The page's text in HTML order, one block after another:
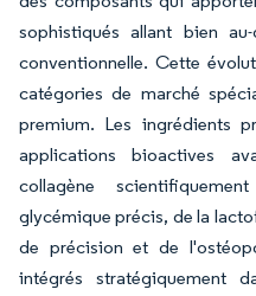
sophistiqués allant bien
conventionnelle. Cette
catégories de marché
premium. Les ingrédients
applications bioactives
collagène
glycémique précis, de la
de précision et de
intégrés stratégiquement